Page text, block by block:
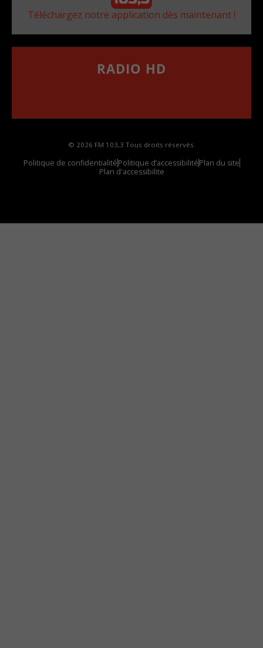
Téléchargez notre application dès maintenant !
RADIO HD
© 2026 FM 103,3 Tous droits réservés.
Politique de confidentialitéPolitique d’accessibilitéPlan du site
Plan d'accessibilite